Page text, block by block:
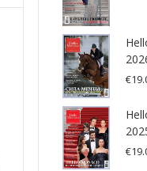
€
€